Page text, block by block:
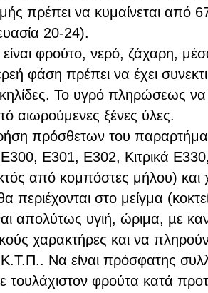
πρέπει να κυμαίνεται από
20-24).
φρούτο, νερό, ζάχαρη,
φάση πρέπει να έχει
Το υγρό πληρώσεως να
αιωρούμενες ξένες ύλες.
πρόσθετων του
Ε301, Ε302, Κιτρικά
από κομπόστες μήλου) και
περιέχονται στο μείγμα
απολύτως υγιή, ώριμα, µε
χαρακτήρες και να
Να είναι πρόσφατης
τουλάχιστον φρούτα κατά